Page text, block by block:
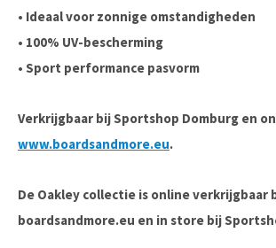
• Ideaal voor zonnige omstandigheden
• 100% UV-bescherming
• Sport performance pasvorm
Verkrijgbaar bij Sportshop Domburg en
www.boardsandmore.eu.
De Oakley collectie is online verkrijgbaar
boardsandmore.eu en in store bij